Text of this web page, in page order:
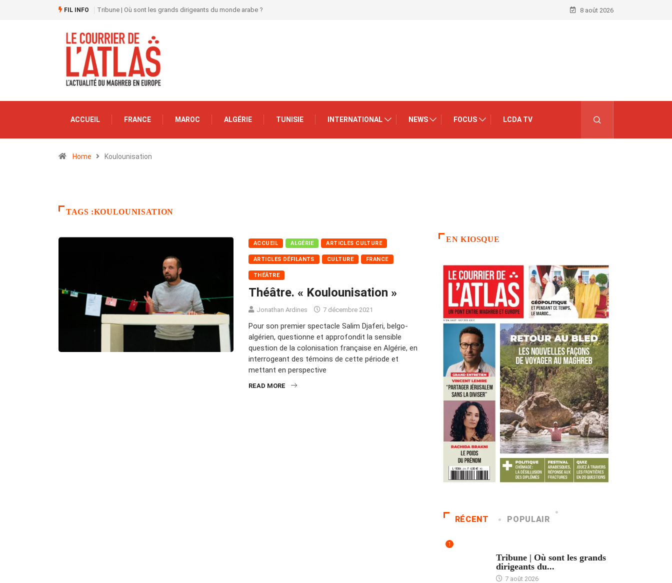
FIL INFO Tribune | Où sont les grands dirigeants du monde arabe ? 8 août 2026
ACCUEIL FRANCE MAROC ALGÉRIE TUNISIE INTERNATIONAL NEWS FOCUS LCDA TV
Home Koulounisation
TAGS :KOULOUNISATION
ACCUEIL ALGÉRIE ARTICLES CULTURE
ARTICLES DÉFILANTS CULTURE FRANCE
THÉÂTRE
Théâtre. « Koulounisation »
Jonathan Ardines 7 décembre 2021
Pour son premier spectacle Salim Djaferi, belgo-
algérien, questionne et approfondit la sensible
question de la colonisation française en Algérie, en
interrogeant des témoins de cette période et
mettant en perspective
READ MORE
EN KIOSQUE
RÉCENT POPULAIR
1
Tribune | Où sont les grands
dirigeants du...
7 août 2026